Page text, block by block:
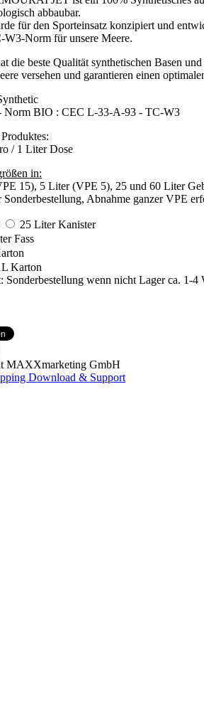
abbaubar.
für den Sporteinsatz konzipiert und
W3-Norm für unsere Meere.
die beste Qualität synthetischen Basen
versehen und garantieren einen
Norm BIO : CEC L-33-A-93 - TC-W3
/ 1 Liter Dose
in:
15), 5 Liter (VPE 5), 25 und 60 Liter
Sonderbestellung, Abnahme ganzer VPE
25 Liter Kanister
Fass
Karton
Sonderbestellung wenn nicht Lager ca. 1-4
MAXXmarketing GmbH
Download & Support